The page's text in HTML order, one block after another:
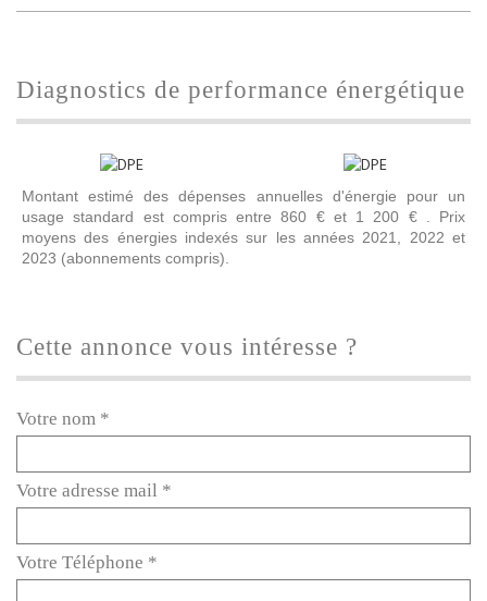
diagnostics de performance énergétique
Montant estimé des dépenses annuelles d'énergie pour un
usage standard est compris entre 860 € et 1 200 € . Prix
moyens des énergies indexés sur les années 2021, 2022 et
2023 (abonnements compris).
cette annonce vous intéresse ?
Votre nom *
Votre adresse mail *
Votre Téléphone *